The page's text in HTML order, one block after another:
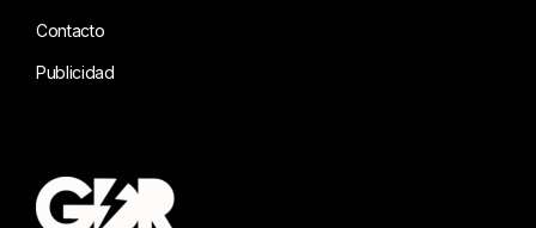
Contacto
Publicidad